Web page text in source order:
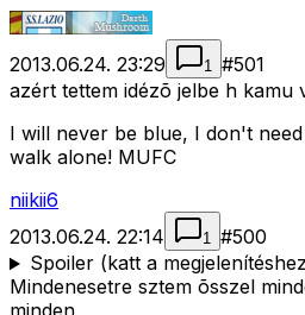
2013.06.24. 23:29 1 #501
azért tettem idézõ jelbe h kamu
I will never be blue, I don't
walk alone! MUFC
niikii6
2013.06.24. 22:14
1 #500
Spoiler (katt a
Mindenesetre sztem õsszel